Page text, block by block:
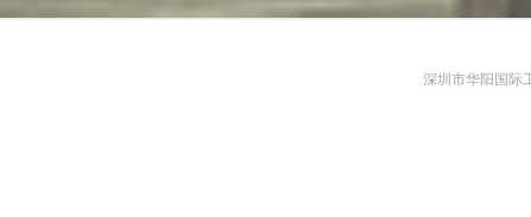
深圳市华阳国际